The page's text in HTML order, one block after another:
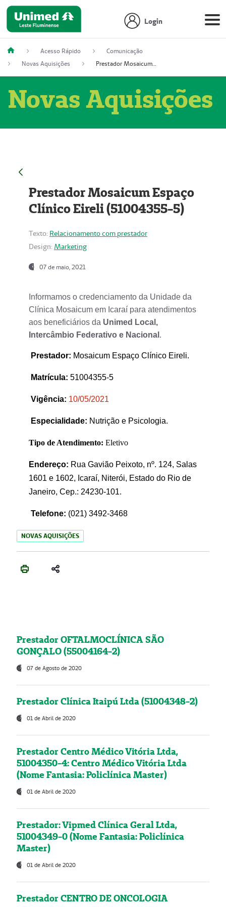
Login
Acesso Rápido
Comunicação
Novas Aquisições
Prestador Mosaicum Espaço Clínico Eireli (51004355-5)
Novas Aquisições
Prestador Mosaicum Espaço
Clínico Eireli (51004355-5)
Texto: Relacionamento com prestador
Design: Marketing
07 de maio, 2021
Informamos o credenciamento da Unidade da
Clínica Mosaicum em Icaraí para atendimentos
aos beneficiários da Unimed Local,
Intercâmbio Federativo e Nacional .
Prestador: Mosaicum Espaço Clínico Eireli.
Matrícula: 51004355-5
Vigência: 10/05/2021
Especialidade: Nutrição e Psicologia.
Tipo de Atendimento: Eletivo
Endereço: Rua Gavião Peixoto, nº. 124, Salas
1601 e 1602, Icaraí, Niterói, Estado do Rio de
Janeiro, Cep.: 24230-101.
Telefone: (021) 3492-3468
NOVAS AQUISIÇÕES
Prestador OFTALMOCLÍNICA SÃO
GONÇALO (55004164-2)
07 de Agosto de 2020
Prestador Clínica Itaipú Ltda (51004348-2)
01 de Abril de 2020
Prestador Centro Médico Vitória Ltda,
51004350-4: Centro Médico Vitória Ltda
(Nome Fantasia: Policlínica Master)
01 de Abril de 2020
Prestador: Vipmed Clínica Geral Ltda,
51004349-0 (Nome Fantasia: Policlínica
Master)
01 de Abril de 2020
Prestador CENTRO DE ONCOLOGIA